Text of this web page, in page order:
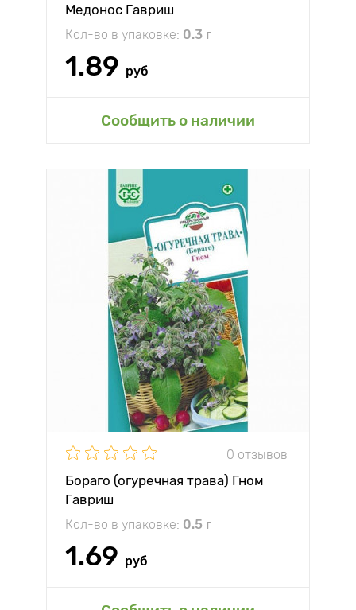
Медонос Гавриш
Кол-во в упаковке: 0.3 г
1.89 руб
Сообщить о наличии
0 отзывов
Бораго (огуречная трава) Гном
Гавриш
Кол-во в упаковке: 0.5 г
1.69 руб